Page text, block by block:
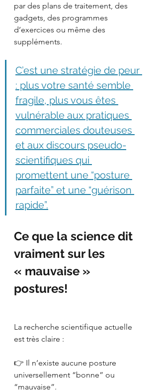
par des plans de traitement, des
gadgets, des programmes
d’exercices ou même des
suppléments.
C’est une stratégie de peur
: plus votre santé semble
fragile, plus vous êtes
vulnérable aux pratiques
commerciales douteuses
et aux discours pseudo-
scientifiques qui
promettent une “posture
parfaite” et une “guérison
rapide”.
Ce que la science dit
vraiment sur les
« mauvaise »
postures!
La recherche scientifique actuelle
est très claire :
👉 Il n’existe aucune posture
universellement “bonne” ou
“mauvaise”.